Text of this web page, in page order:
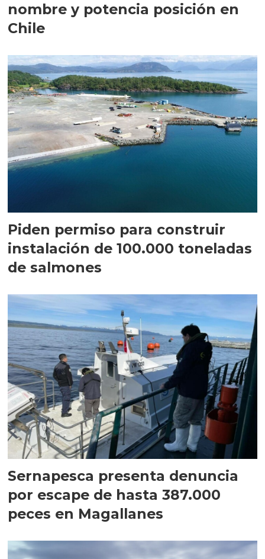
nombre y potencia posición en
Chile
Piden permiso para construir
instalación de 100.000 toneladas
de salmones
Sernapesca presenta denuncia
por escape de hasta 387.000
peces en Magallanes